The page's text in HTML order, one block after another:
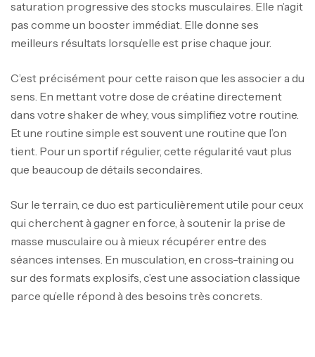
saturation progressive des stocks musculaires. Elle n’agit
pas comme un booster immédiat. Elle donne ses
meilleurs résultats lorsqu’elle est prise chaque jour.
C’est précisément pour cette raison que les associer a du
sens. En mettant votre dose de créatine directement
dans votre shaker de whey, vous simplifiez votre routine.
Et une routine simple est souvent une routine que l’on
tient. Pour un sportif régulier, cette régularité vaut plus
que beaucoup de détails secondaires.
Sur le terrain, ce duo est particulièrement utile pour ceux
qui cherchent à gagner en force, à soutenir la prise de
masse musculaire ou à mieux récupérer entre des
séances intenses. En musculation, en cross-training ou
sur des formats explosifs, c’est une association classique
parce qu’elle répond à des besoins très concrets.